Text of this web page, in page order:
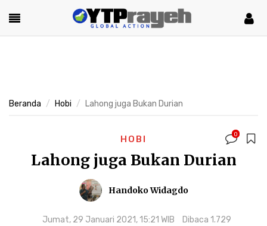
Beranda Hobi Lahong juga Bukan Durian
HOBI 0
Lahong juga Bukan Durian
Handoko Widagdo
Jumat, 29 Januari 2021, 15:21 WIB Dibaca 1.729